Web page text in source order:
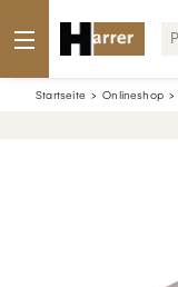
Startseite Onlineshop